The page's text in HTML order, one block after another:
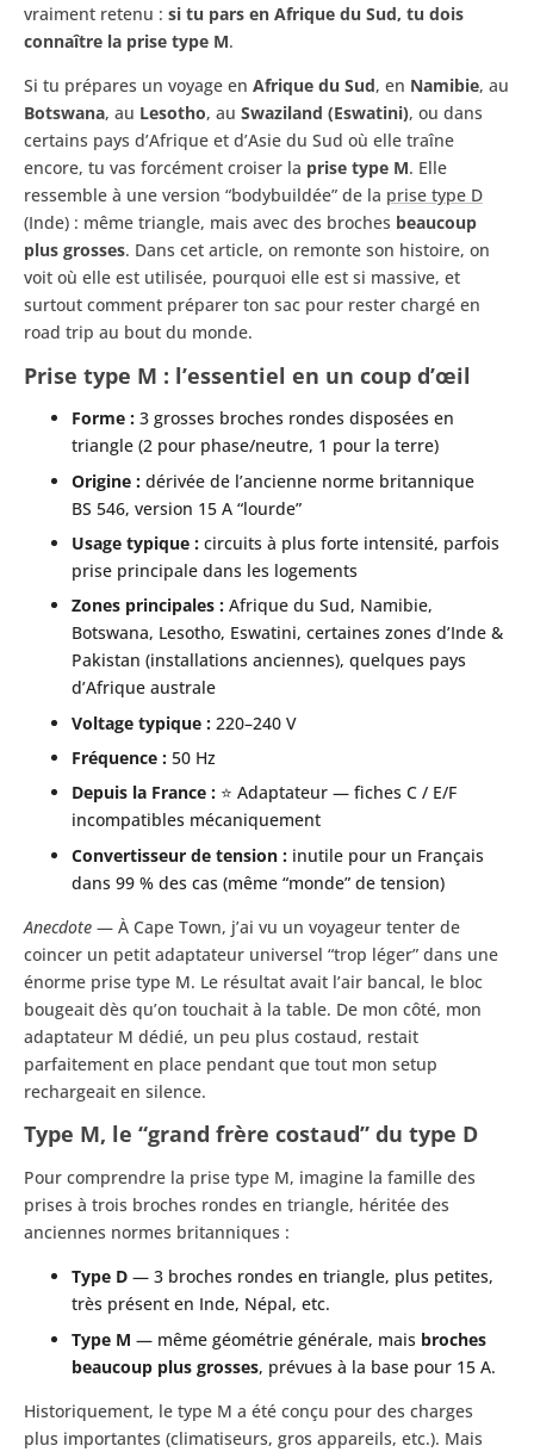
vraiment retenu : si tu pars en Afrique du Sud, tu dois
connaître la prise type M.
Si tu prépares un voyage en Afrique du Sud, en Namibie, au
Botswana, au Lesotho, au Swaziland (Eswatini), ou dans
certains pays d’Afrique et d’Asie du Sud où elle traîne
encore, tu vas forcément croiser la prise type M. Elle
ressemble à une version “bodybuildée” de la prise type D
(Inde) : même triangle, mais avec des broches beaucoup
plus grosses. Dans cet article, on remonte son histoire, on
voit où elle est utilisée, pourquoi elle est si massive, et
surtout comment préparer ton sac pour rester chargé en
road trip au bout du monde.
Prise type M : l’essentiel en un coup d’œil
Forme : 3 grosses broches rondes disposées en
triangle (2 pour phase/neutre, 1 pour la terre)
Origine : dérivée de l’ancienne norme britannique
BS 546, version 15 A “lourde”
Usage typique : circuits à plus forte intensité, parfois
prise principale dans les logements
Zones principales : Afrique du Sud, Namibie,
Botswana, Lesotho, Eswatini, certaines zones d’Inde &
Pakistan (installations anciennes), quelques pays
d’Afrique australe
Voltage typique : 220–240 V
Fréquence : 50 Hz
Depuis la France : ⭐ Adaptateur — fiches C / E/F
incompatibles mécaniquement
Convertisseur de tension : inutile pour un Français
dans 99 % des cas (même “monde” de tension)
Anecdote — À Cape Town, j’ai vu un voyageur tenter de
coincer un petit adaptateur universel “trop léger” dans une
énorme prise type M. Le résultat avait l’air bancal, le bloc
bougeait dès qu’on touchait à la table. De mon côté, mon
adaptateur M dédié, un peu plus costaud, restait
parfaitement en place pendant que tout mon setup
rechargeait en silence.
Type M, le “grand frère costaud” du type D
Pour comprendre la prise type M, imagine la famille des
prises à trois broches rondes en triangle, héritée des
anciennes normes britanniques :
Type D — 3 broches rondes en triangle, plus petites,
très présent en Inde, Népal, etc.
Type M — même géométrie générale, mais broches
beaucoup plus grosses, prévues à la base pour 15 A.
Historiquement, le type M a été conçu pour des charges
plus importantes (climatiseurs, gros appareils, etc.). Mais